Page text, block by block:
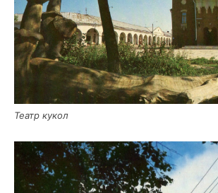
Театр кукол